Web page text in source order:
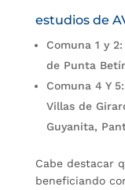
estudios de
Comuna 1 y
de Punta
Comuna 4 Y
Villas de
Guyanita,
Cabe destacar
beneficiando